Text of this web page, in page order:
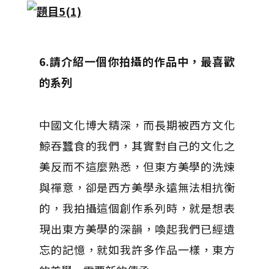
6.請介紹一個你拍攝的作品中，最喜歡
的系列
中國文化博大精深，而長期被西方文化
鯨吞蠶食的我們，其實對自己的文化之
美反而不這麼熟悉，但東方美學的洗煉
與禪意，卻是西方美學永遠無法相抗衡
的，我拍攝這個創作系列時，就是想表
現出東方美學的深韻，喚起我們已經遺
忘的記憶，就如我許多作品一樣，東方